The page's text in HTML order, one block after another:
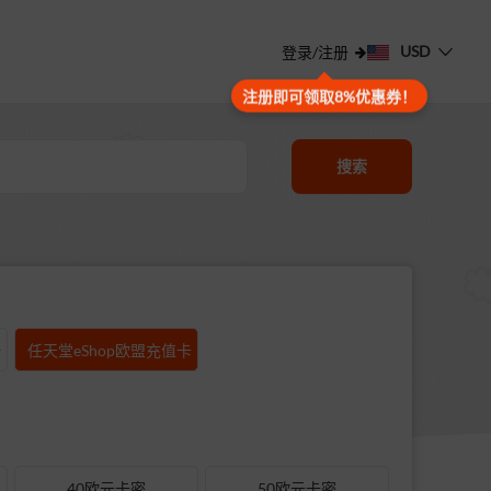
登录/注册
注册即可领取8%优惠券！
USD
搜索
任天堂eShop欧盟充值卡